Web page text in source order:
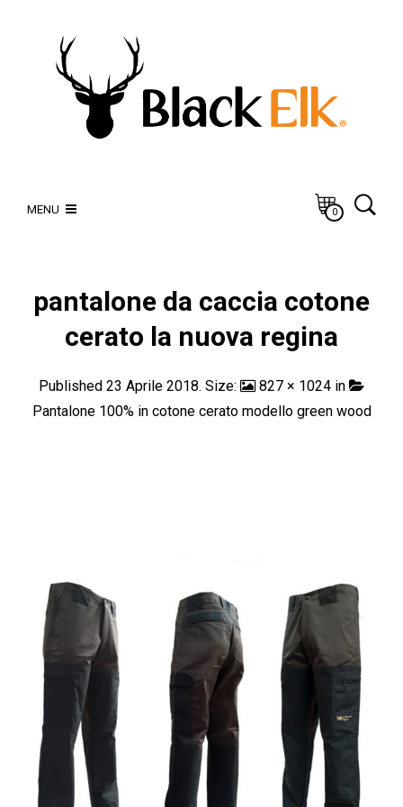
MENU 0
pantalone da caccia cotone
cerato la nuova regina
Published 23 Aprile 2018. Size: 827 × 1024 in
Pantalone 100% in cotone cerato modello green wood